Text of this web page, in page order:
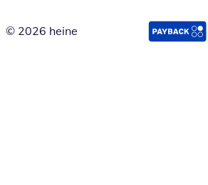
© 2026 heine